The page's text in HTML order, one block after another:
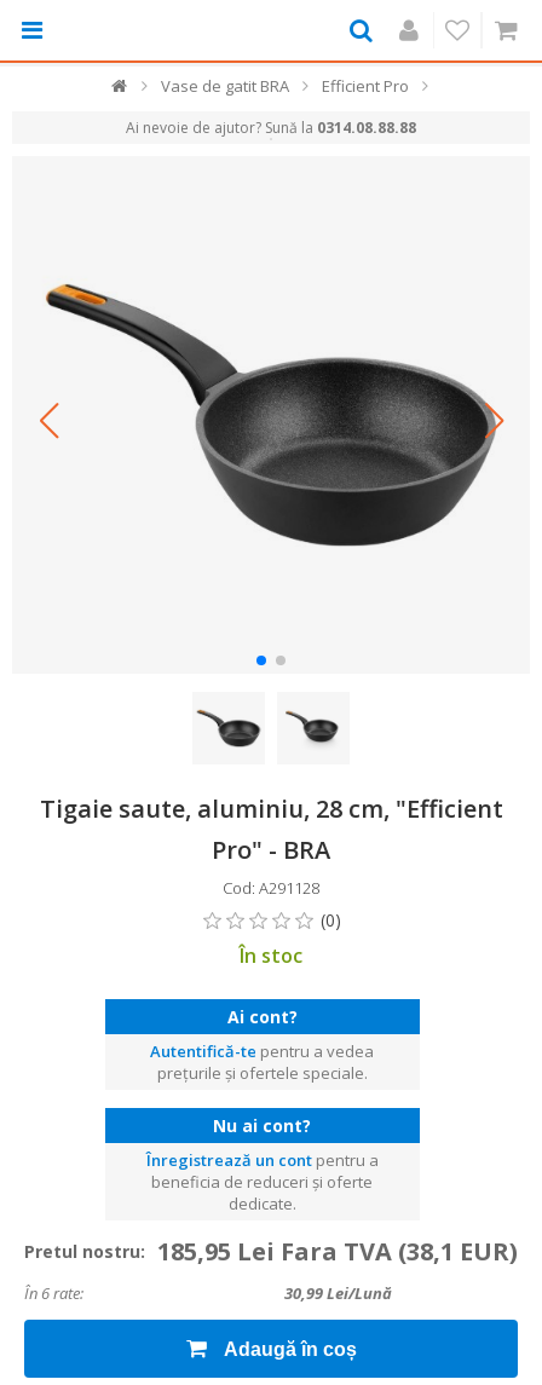
Vase de gatit BRA Efficient Pro
Ai nevoie de ajutor? Sună la 0314.08.88.88
Tigaie saute, aluminiu, 28 cm, "Efficient
Pro" - BRA
Cod: A291128
În stoc
Ai cont?
Autentifică-te pentru a vedea
prețurile și ofertele speciale.
Nu ai cont?
Înregistrează un contpentru a
beneficia de reduceri și oferte
dedicate.
Pretul nostru: 185,95 Lei Fara TVA (38,1 EUR)
În 6 rate: 30,99Lei/lună
Adaugă în coș